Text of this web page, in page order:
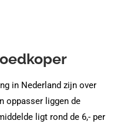
in Nederland zijn over
oppasser liggen de
ligt rond de 6,- per